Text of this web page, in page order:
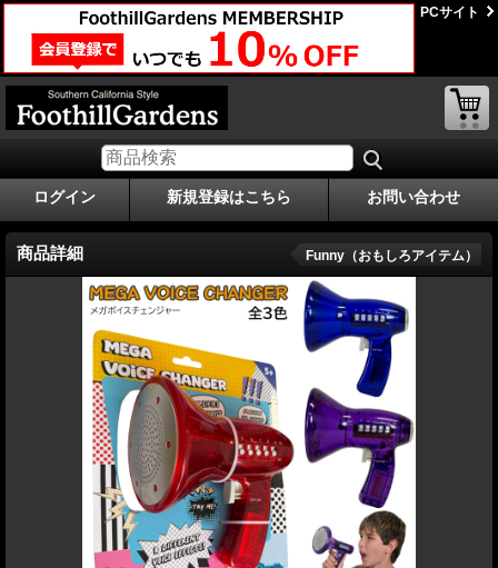
PCサイト
ログイン 新規登録はこちら お問い合わせ
商品詳細 Funny（おもしろアイテム）